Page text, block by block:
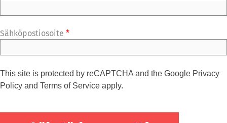
Sähköpostiosoite *
This site is protected by reCAPTCHA and the Google Privacy
Policy and Terms of Service apply.